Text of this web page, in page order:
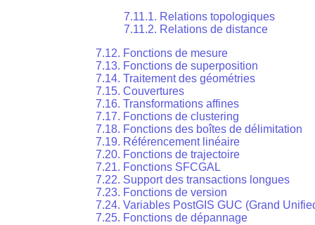
7.11.1. Relations topologiques
7.11.2. Relations de distance
7.12. Fonctions de mesure
7.13. Fonctions de superposition
7.14. Traitement des géométries
7.15. Couvertures
7.16. Transformations affines
7.17. Fonctions de clustering
7.18. Fonctions des boîtes de délimitation
7.19. Référencement linéaire
7.20. Fonctions de trajectoire
7.21. Fonctions SFCGAL
7.22. Support des transactions longues
7.23. Fonctions de version
7.24. Variables PostGIS GUC (Grand
7.25. Fonctions de dépannage